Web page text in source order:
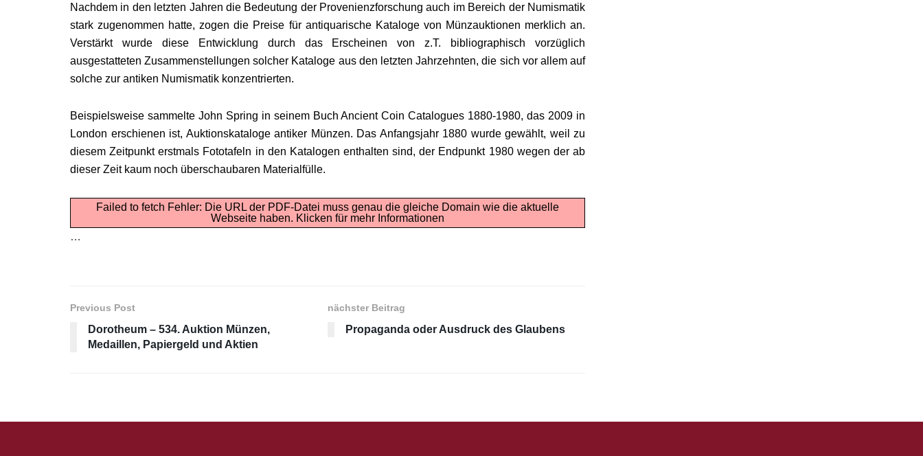
Nachdem in den letzten Jahren die Bedeutung der Provenienzforschung auch im Bereich der Numismatik
stark zugenommen hatte, zogen die Preise für antiquarische Kataloge von Münzauktionen merklich an.
Verstärkt wurde diese Entwicklung durch das Erscheinen von z.T. bibliographisch vorzüglich
ausgestatteten Zusammenstellungen solcher Kataloge aus den letzten Jahrzehnten, die sich vor allem auf
solche zur antiken Numismatik konzentrierten.
Beispielsweise sammelte John Spring in seinem Buch Ancient Coin Catalogues 1880-1980, das 2009 in
London erschienen ist, Auktionskataloge antiker Münzen. Das Anfangsjahr 1880 wurde gewählt, weil zu
diesem Zeitpunkt erstmals Fototafeln in den Katalogen enthalten sind, der Endpunkt 1980 wegen der ab
dieser Zeit kaum noch überschaubaren Materialfülle.
Failed to fetch Fehler: Die URL der PDF-Datei muss genau die gleiche Domain wie die aktuelle
Webseite haben. Klicken für mehr Informationen
…
Previous Post
Dorotheum – 534. Auktion Münzen,
Medaillen, Papiergeld und Aktien
nächster Beitrag
Propaganda oder Ausdruck des Glaubens